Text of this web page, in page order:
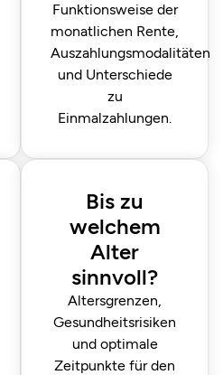
Funktionsweise der
monatlichen Rente,
Auszahlungsmodalitäten
und Unterschiede
zu
Einmalzahlungen.
Bis zu
welchem
Alter
sinnvoll?
Altersgrenzen,
Gesundheitsrisiken
und optimale
Zeitpunkte für den